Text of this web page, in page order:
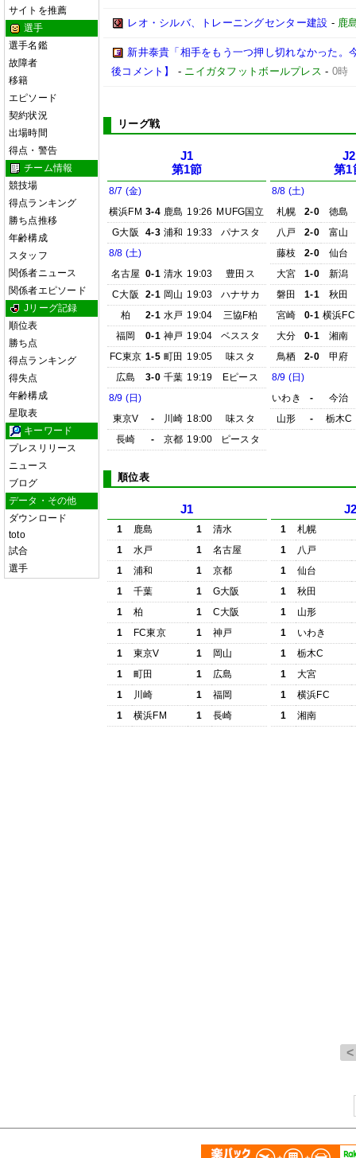
サイトを推薦
選手
選手名鑑
故障者
移籍
エピソード
契約状況
出場時間
得点・警告
チーム情報
競技場
得点ランキング
勝ち点推移
年齢構成
スタッフ
関係者ニュース
関係者エピソード
Jリーグ記録
順位表
勝ち点
得点ランキング
得失点
年齢構成
星取表
キーワード
プレスリリース
ニュース
ブログ
データ・その他
ダウンロード
toto
試合
選手
レオ・シルバ、トレーニングセンター建設 - 鹿
新井泰貴「相手をもう一つ押し切れなかった
後コメント】
- ニイガタフットボールプレス - 0時
リーグ戦
J1
第1節
8/7 (金)
横浜FM 3-4 鹿島 19:26 MUFG国立
G大阪
4-3 浦和 19:33
パナスタ
8/8 (土)
名古屋 0-1 清水 19:03
豊田ス
C大阪
2-1 岡山 19:03
ハナサカ
柏
2-1 水戸 19:04
三協F柏
福岡
0-1 神戸 19:04
ベススタ
FC東京 1-5 町田 19:05
味スタ
広島
3-0 千葉 19:19
Eピース
8/9 (日)
東京V
- 川崎 18:00
味スタ
長崎
- 京都 19:00 ピースタ
J2
第1
8/8 (土)
札幌
2-0
徳島
八戸
2-0
富山
藤枝
2-0
仙台
大宮
1-0
新潟
磐田
1-1
秋田
宮崎
0-1 横浜FC
大分
0-1
湘南
鳥栖
2-0
甲府
8/9 (日)
いわき
-
今治
山形
- 栃木C
順位表
J1
1 鹿島 1
清水
1
水戸 1
名古屋
1
浦和 1
京都
1
千葉 1
G大阪
1
柏 1
C大阪
1
FC東京 1
神戸
1
東京V 1
岡山
1
町田 1
広島
1
川崎 1
福岡
1
横浜FM 1 長崎
1
札幌
1
八戸
1
仙台
1
秋田
1
山形
1
いわき
1
栃木C
1
大宮
1
横浜FC
1
湘南